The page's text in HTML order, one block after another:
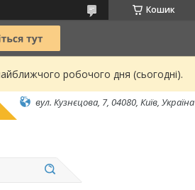
Кошик
робочого дня (сьогодні).
вул. Кузнєцова, 7, 04080, Київ, Україна